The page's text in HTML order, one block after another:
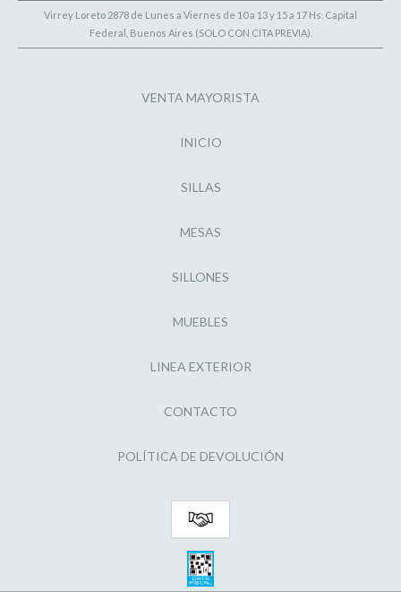
Virrey Loreto 2878 de Lunes a Viernes de 10 a 13 y 15 a 17 Hs. Capital
Federal, Buenos Aires (SOLO CON CITA PREVIA).
VENTA MAYORISTA
INICIO
SILLAS
MESAS
SILLONES
MUEBLES
LINEA EXTERIOR
CONTACTO
POLÍTICA DE DEVOLUCIÓN